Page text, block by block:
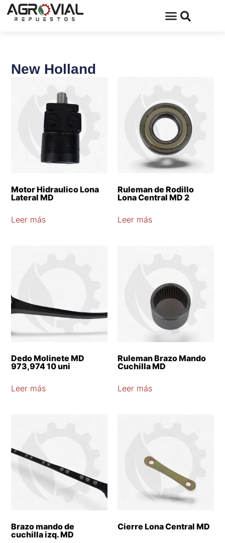
New Holland
Motor Hidraulico Lona
Lateral MD
Leer más
Ruleman de Rodillo
Lona Central MD 2
Leer más
Dedo Molinete MD
973,974 10 uni
Leer más
Ruleman Brazo Mando
Cuchilla MD
Leer más
Brazo mando de
cuchilla izq. MD
Cierre Lona Central MD